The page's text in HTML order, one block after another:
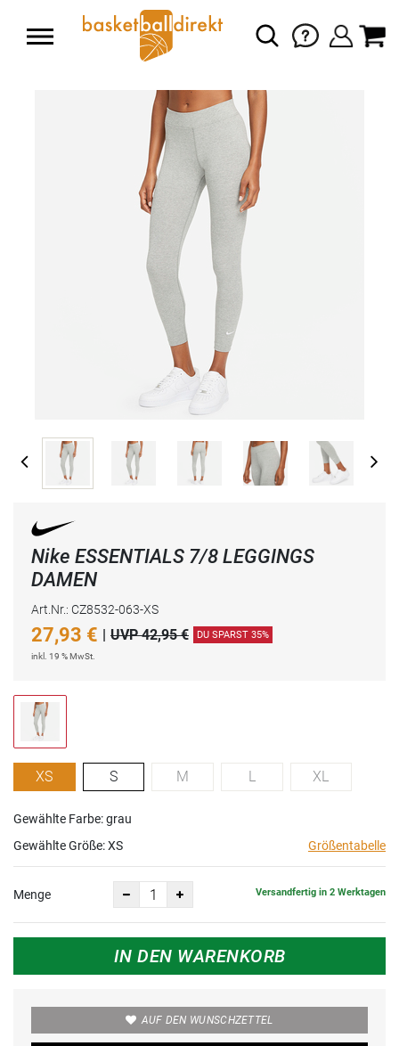
Nike ESSENTIALS 7/8 LEGGINGS
DAMEN
Art.Nr.: CZ8532-063-XS
27,93 € | UVP 42,95 € DU SPARST 35%
inkl. 19 % MwSt.
XS S M L XL
Gewählte Farbe: grau
Gewählte Größe:XS Größentabelle
Menge Versandfertig in 2 Werktagen
IN DEN WARENKORB
AUF DEN WUNSCHZETTEL